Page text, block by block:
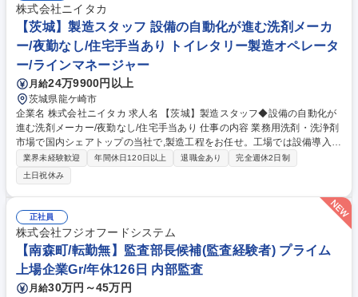
株式会社ニイタカ
【茨城】製造スタッフ 設備の自動化が進む洗剤メーカ
ー/夜勤なし/住宅手当あり トイレタリー製造オペレータ
ー/ラインマネージャー
月給24万9900円以上
茨城県龍ケ崎市
企業名 株式会社ニイタカ 求人名 【茨城】製造スタッフ◆設備の自動化が
進む洗剤メーカー/夜勤なし/住宅手当あり 仕事の内容 業務用洗剤・洗浄剤
市場で国内シェアトップの当社で,製造工程をお任せ。工場では設備導入に
よる省人化が進む中で,品質を左右する工程や原料投入等,人の目や手でし
かできない工程をお願いします。 【具体的には】 ◆多品種少量の業務用
洗剤を製造しているため,製品ごとに泡立ちや濃度などの特性が異なりま
す。そのため,原料の投入タイミングや切り替え時のタンク洗浄等を行って
いただきながら品質担保・管理をお願いします。 ◆生産に不具合が出ない
よう簡単な機械のメンテナンスやより効率的な手順がないかチームで「改
善活動」を行っていただきます。 募集職種 【茨城】製造スタッフ◆設備
の自動化が進む洗剤メーカー/夜勤なし/住宅手当あり
業界未経験歓迎 年間休日120日以上 退職金あり
完全週休2日制
土日祝休み
正社員
株式会社フジオフードシステム
【南森町/転勤無】監査部長候補(監査経験者) プライム
上場企業Gr/年休126日 内部監査
月給30万円～45万円